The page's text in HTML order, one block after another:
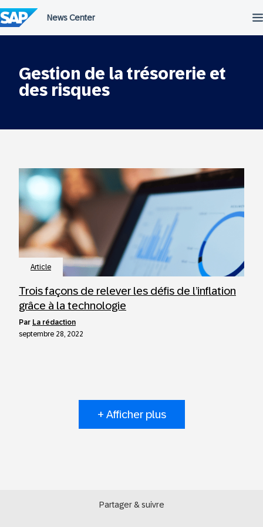
au
contenu
Gestion de la trésorerie et
des risques
Article
Trois façons de relever les défis de l’inflation
grâce à la technologie
par La rédaction
septembre 28, 2022
+ Afficher plus
Partager & suivre